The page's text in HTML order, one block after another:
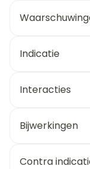
Indicatie
Interacties
Bijwerkingen
Contra